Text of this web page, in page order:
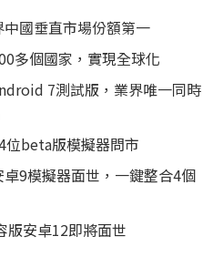
國垂直市場份額第一
多個國家，實現全球化
7測試版，業界唯一同時
位beta版模擬器問市
9模擬器面世，一鍵整合4個
版安卓12即將面世